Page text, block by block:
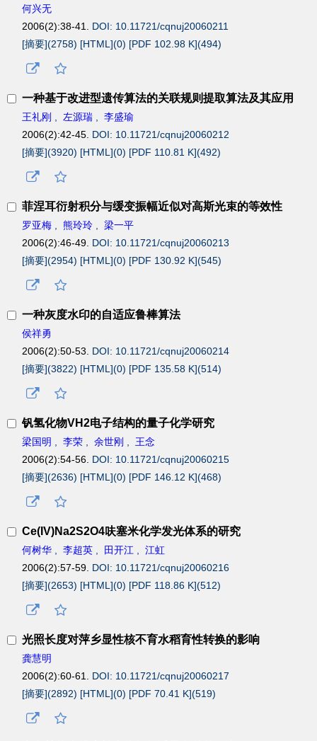
何兴无
2006(2):38-41. DOI: 10.11721/cqnuj20060211
[摘要](2758) [HTML](0) [PDF 102.98 K](494)
一种基于改进型遗传算法的关联规则提取算法及其应用
王礼刚 , 左源瑞 , 李盛瑜
2006(2):42-45. DOI: 10.11721/cqnuj20060212
[摘要](3920) [HTML](0) [PDF 110.81 K](492)
菲涅耳衍射积分与缓变振幅近似对高斯光束的等效性
罗亚梅 , 熊玲玲 , 梁一平
2006(2):46-49. DOI: 10.11721/cqnuj20060213
[摘要](2954) [HTML](0) [PDF 130.92 K](545)
一种灰度水印的自适应鲁棒算法
侯祥勇
2006(2):50-53. DOI: 10.11721/cqnuj20060214
[摘要](3822) [HTML](0) [PDF 135.58 K](514)
钒氢化物VH2电子结构的量子化学研究
梁国明 , 李荣 , 余世刚 , 王念
2006(2):54-56. DOI: 10.11721/cqnuj20060215
[摘要](2636) [HTML](0) [PDF 146.12 K](468)
Ce(IV)Na2S2O4呋塞米化学发光体系的研究
何树华 , 李超英 , 田开江 , 江虹
2006(2):57-59. DOI: 10.11721/cqnuj20060216
[摘要](2653) [HTML](0) [PDF 118.86 K](512)
光照长度对萍乡显性核不育水稻育性转换的影响
龚慧明
2006(2):60-61. DOI: 10.11721/cqnuj20060217
[摘要](2892) [HTML](0) [PDF 70.41 K](519)